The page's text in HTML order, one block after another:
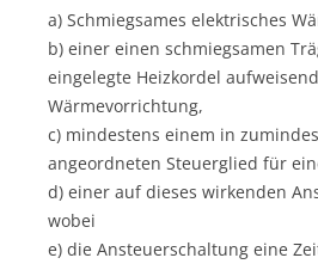
a) Schmiegsames elektrisches
b) einer einen schmiegsamen
eingelegte Heizkordel
Wärmevorrichtung,
c) mindestens einem in
angeordneten Steuerglied für
d) einer auf dieses wirkenden
wobei
e) die Ansteuerschaltung eine